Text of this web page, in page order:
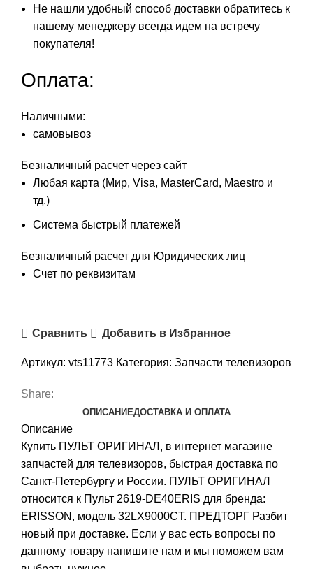
Не нашли удобный способ доставки обратитесь к
нашему менеджеру всегда идем на встречу
покупателя!
Оплата:
Наличными:
самовывоз
Безналичный расчет через сайт
Любая карта (Мир, Visa, MasterCard, Maestro и
тд.)
Система быстрый платежей
Безналичный расчет для Юридических лиц
Счет по реквизитам
Сравнить Добавить в Избранное
Артикул: vts11773 Категория: Запчасти телевизоров
Share:
ОПИСАНИЕДОСТАВКА И ОПЛАТА
Описание
Купить ПУЛЬТ ОРИГИНАЛ, в интернет магазине
запчастей для телевизоров, быстрая доставка по
Санкт-Петербургу и России. ПУЛЬТ ОРИГИНАЛ
относится к Пульт 2619-DE40ERIS для бренда:
ERISSON, модель 32LX9000CT. ПРЕДТОРГ Разбит
новый при доставке. Если у вас есть вопросы по
данному товару напишите нам и мы поможем вам